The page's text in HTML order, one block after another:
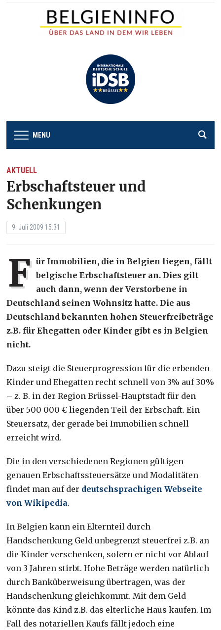
MENU
AKTUELL
Erbschaftsteuer und
Schenkungen
9. Juli 2009 15:31
F ür Immobilien, die in Belgien liegen, fällt
belgische Erbschaftsteuer an. Dies gilt
auch dann, wenn der Verstorbene in
Deutschland seinen Wohnsitz hatte. Die aus
Deutschland bekannten hohen Steuerfreibeträge
z.B. für Ehegatten oder Kinder gibt es in Belgien
nicht.
Dazu steigt die Steuerprogression für die erbenden
Kinder und Ehegatten recht schnell von 3% auf 30%
– z. B. in der Region Brüssel-Hauptstadt für den
über 500 000 € liegenden Teil der Erbschaft. Ein
Steuersatz, der gerade bei Immobilien schnell
erreicht wird.
Die in den verschiedenen Regionen gültigen
genauen Erbschaftssteuersätze und Modalitäten
findet man auf der deutschsprachigen Webseite
von Wikipedia.
In Belgien kann ein Elternteil durch
Handschenkung Geld unbegrenzt steuerfrei z.B. an
die Kinder verschenken, sofern er nicht vor Ablauf
von 3 Jahren stirbt. Hohe Beträge werden natürlich
durch Banküberweisung übertragen, was der
Handschenkung gleichkommt. Mit dem Geld
könnte das Kind z.B. das elterliche Haus kaufen. Im
Fall des notariellen Kaufs fällt jedoch eine